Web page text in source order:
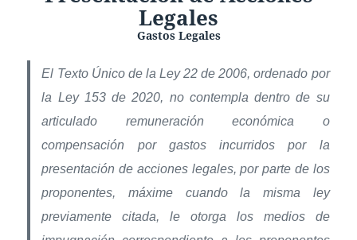
Legales
Gastos Legales
El Texto Único de la Ley 22 de 2006, ordenado por
la Ley 153 de 2020, no contempla dentro de su
articulado remuneración económica o
compensación por gastos incurridos por la
presentación de acciones legales, por parte de los
proponentes, máxime cuando la misma ley
previamente citada, le otorga los medios de